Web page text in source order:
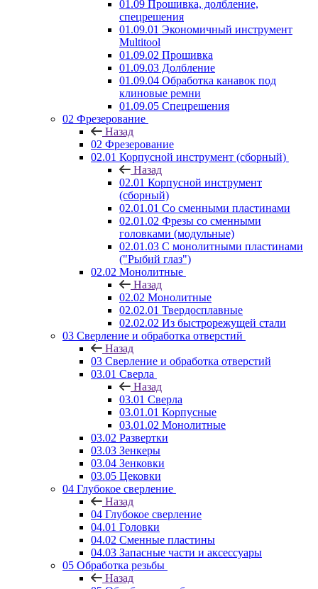
01.09 Прошивка, долбление,
спецрешения
01.09.01 Экономичный инструмент
Multitool
01.09.02 Прошивка
01.09.03 Долбление
01.09.04 Обработка канавок под
клиновые ремни
01.09.05 Спецрешения
02 Фрезерование
Назад
02 Фрезерование
02.01 Корпусной инструмент (сборный)
Назад
02.01 Корпусной инструмент
(сборный)
02.01.01 Со сменными пластинами
02.01.02 Фрезы со сменными
головками (модульные)
02.01.03 С монолитными пластинами
("Рыбий глаз")
02.02 Монолитные
Назад
02.02 Монолитные
02.02.01 Твердосплавные
02.02.02 Из быстрорежущей стали
03 Сверление и обработка отверстий
Назад
03 Сверление и обработка отверстий
03.01 Сверла
Назад
03.01 Сверла
03.01.01 Корпусные
03.01.02 Монолитные
03.02 Развертки
03.03 Зенкеры
03.04 Зенковки
03.05 Цековки
04 Глубокое сверление
Назад
04 Глубокое сверление
04.01 Головки
04.02 Сменные пластины
04.03 Запасные части и аксессуары
05 Обработка резьбы
Назад